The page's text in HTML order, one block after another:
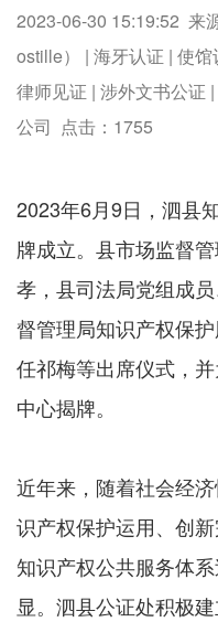
2023-06-30 15:19:52 来
ostille） | 海牙认证 | 使
律师见证 | 涉外文书公证
公司 点击： 1755
2023年6月9日，泗县
牌成立。县市场监督
孝，县司法局党组成
督管理局知识产权保
任祁梅等出席仪式，
中心揭牌。
近年来，随着社会经
识产权保护运用、创
知识产权公共服务体
显。泗县公证处积极